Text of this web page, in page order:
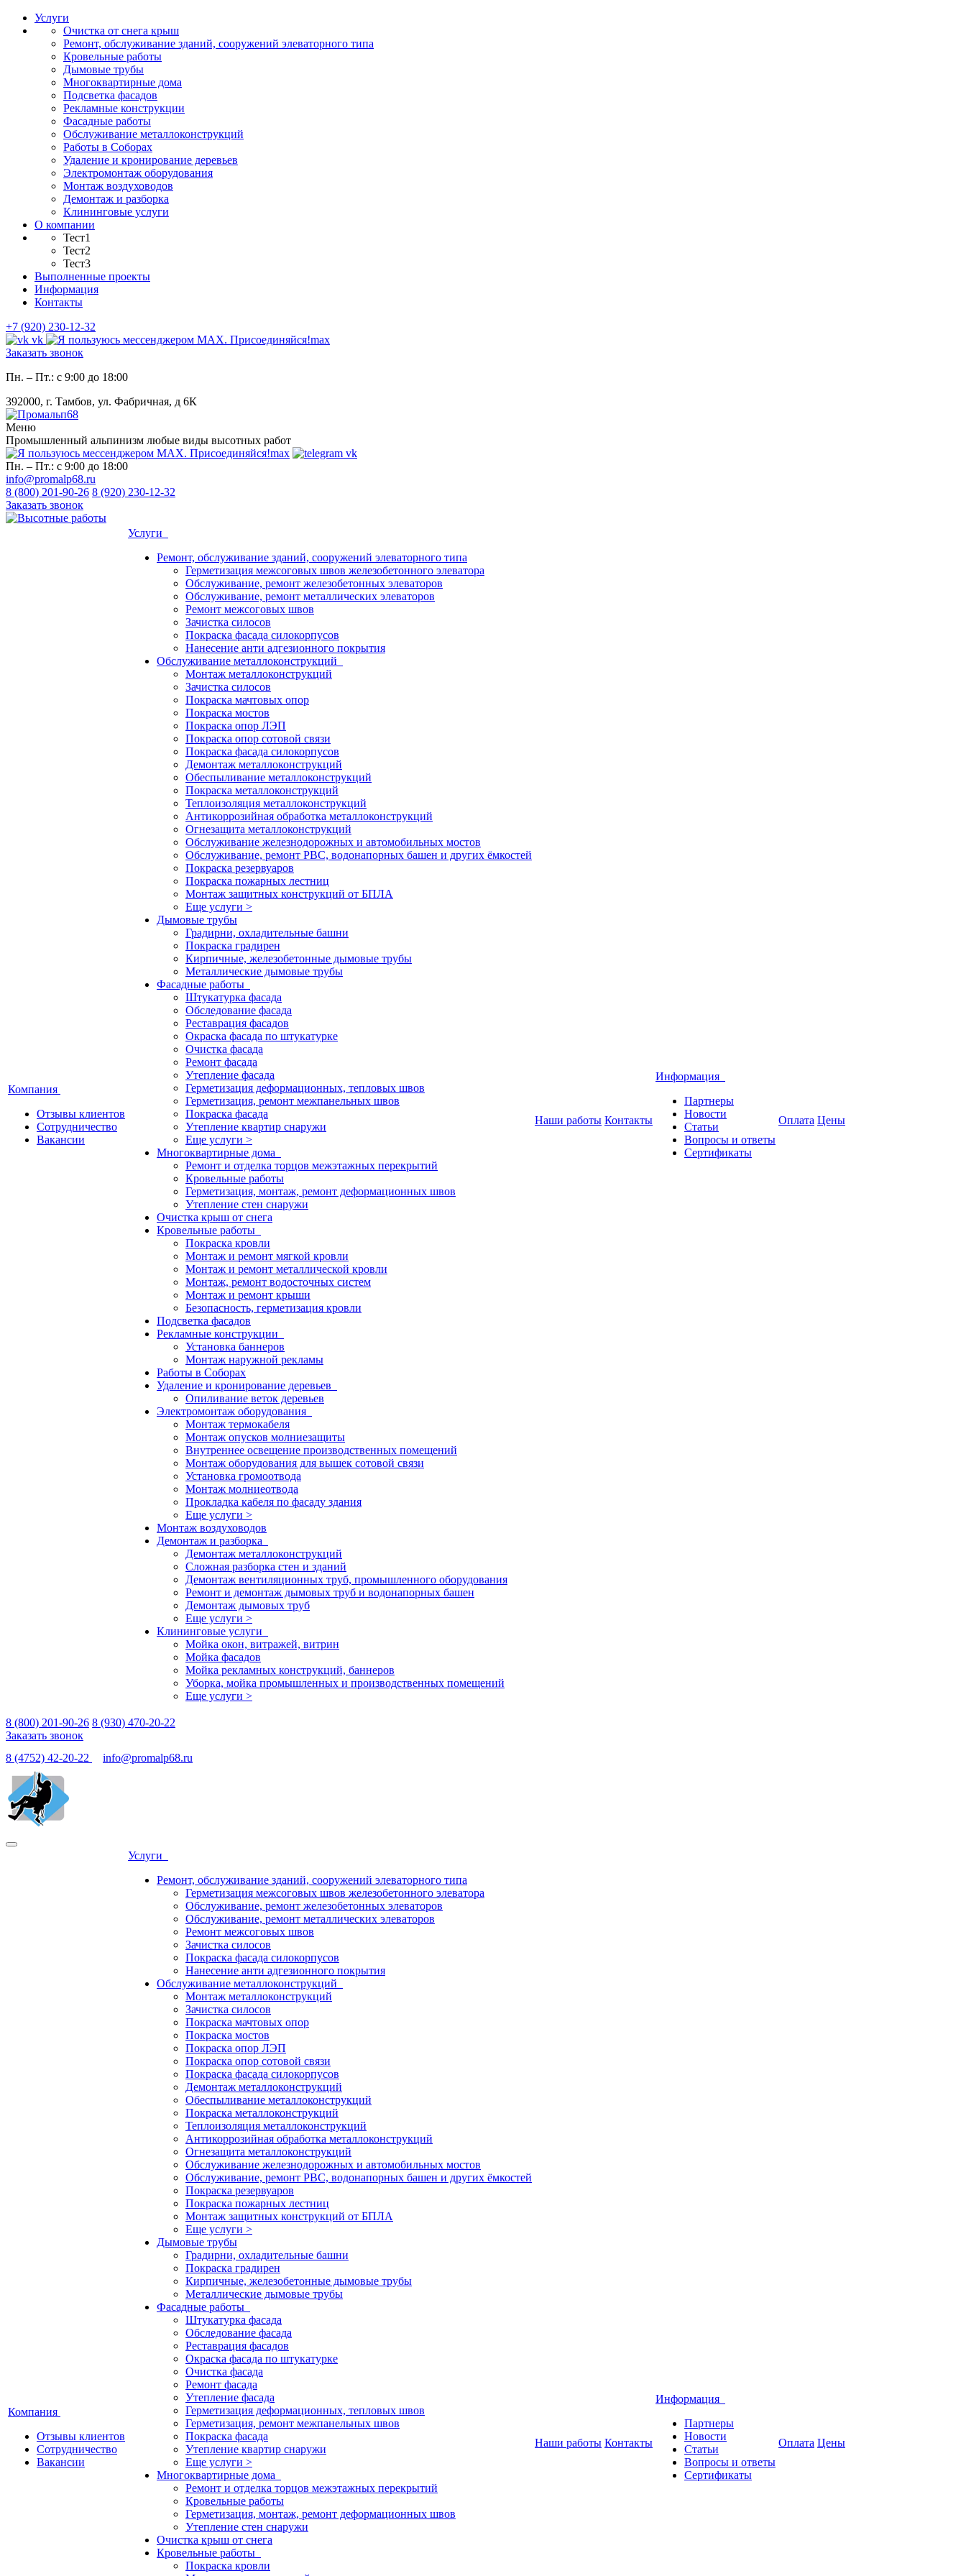
Услуги
Очистка от снега крыш
Ремонт, обслуживание зданий, сооружений элеваторного типа
Кровельные работы
Дымовые трубы
Многоквартирные дома
Подсветка фасадов
Рекламные конструкции
Фасадные работы
Обслуживание металлоконструкций
Работы в Соборах
Удаление и кронирование деревьев
Электромонтаж оборудования
Монтаж воздуховодов
Демонтаж и разборка
Клининговые услуги
О компании
Тест1
Тест2
Тест3
Выполненные проекты
Информация
Контакты
+7 (920) 230-12-32
vk
max
Заказать звонок
Пн. – Пт.: с 9:00 до 18:00
392000, г. Тамбов, ул. Фабричная, д 6К
Меню
Промышленный альпинизм любые виды высотных работ
max
vk
Пн. – Пт.: с 9:00 до 18:00
info@promalp68.ru
8 (800) 201-90-26 8 (920) 230-12-32
Заказать звонок
Компания
Отзывы клиентов
Сотрудничество
Вакансии
Услуги
Ремонт, обслуживание зданий, сооружений элеваторного типа
Герметизация межсоговых швов железобетонного элеватора
Обслуживание, ремонт железобетонных элеваторов
Обслуживание, ремонт металлических элеваторов
Ремонт межсоговых швов
Зачистка силосов
Покраска фасада силокорпусов
Нанесение анти адгезионного покрытия
Обслуживание металлоконструкций
Монтаж металлоконструкций
Зачистка силосов
Покраска мачтовых опор
Покраска мостов
Покраска опор ЛЭП
Покраска опор сотовой связи
Покраска фасада силокорпусов
Демонтаж металлоконструкций
Обеспыливание металлоконструкций
Покраска металлоконструкций
Теплоизоляция металлоконструкций
Антикоррозийная обработка металлоконструкций
Огнезащита металлоконструкций
Обслуживание железнодорожных и автомобильных мостов
Обслуживание, ремонт РВС, водонапорных башен и других ёмкостей
Покраска резервуаров
Покраска пожарных лестниц
Монтаж защитных конструкций от БПЛА
Еще услуги >
Дымовые трубы
Градирни, охладительные башни
Покраска градирен
Кирпичные, железобетонные дымовые трубы
Металлические дымовые трубы
Фасадные работы
Штукатурка фасада
Обследование фасада
Реставрация фасадов
Окраска фасада по штукатурке
Очистка фасада
Ремонт фасада
Утепление фасада
Герметизация деформационных, тепловых швов
Герметизация, ремонт межпанельных швов
Покраска фасада
Утепление квартир снаружи
Еще услуги >
Многоквартирные дома
Ремонт и отделка торцов межэтажных перекрытий
Кровельные работы
Герметизация, монтаж, ремонт деформационных швов
Утепление стен снаружи
Очистка крыш от снега
Кровельные работы
Покраска кровли
Монтаж и ремонт мягкой кровли
Монтаж и ремонт металлической кровли
Монтаж, ремонт водосточных систем
Монтаж и ремонт крыши
Безопасность, герметизация кровли
Подсветка фасадов
Рекламные конструкции
Установка баннеров
Монтаж наружной рекламы
Работы в Соборах
Удаление и кронирование деревьев
Опиливание веток деревьев
Электромонтаж оборудования
Монтаж термокабеля
Монтаж опусков молниезащиты
Внутреннее освещение производственных помещений
Монтаж оборудования для вышек сотовой связи
Установка громоотвода
Монтаж молниеотвода
Прокладка кабеля по фасаду здания
Еще услуги >
Монтаж воздуховодов
Демонтаж и разборка
Демонтаж металлоконструкций
Сложная разборка стен и зданий
Демонтаж вентиляционных труб, промышленного оборудования
Ремонт и демонтаж дымовых труб и водонапорных башен
Демонтаж дымовых труб
Еще услуги >
Клининговые услуги
Мойка окон, витражей, витрин
Мойка фасадов
Мойка рекламных конструкций, баннеров
Уборка, мойка промышленных и производственных помещений
Еще услуги >
Наши работы Контакты
Информация
Партнеры
Новости
Статьи
Вопросы и ответы
Сертификаты
Оплата Цены
8 (800) 201-90-26 8 (930) 470-20-22
Заказать звонок
8 (4752) 42-20-22
info@promalp68.ru
Компания
Отзывы клиентов
Сотрудничество
Вакансии
Услуги
Ремонт, обслуживание зданий, сооружений элеваторного типа
Герметизация межсоговых швов железобетонного элеватора
Обслуживание, ремонт железобетонных элеваторов
Обслуживание, ремонт металлических элеваторов
Ремонт межсоговых швов
Зачистка силосов
Покраска фасада силокорпусов
Нанесение анти адгезионного покрытия
Обслуживание металлоконструкций
Монтаж металлоконструкций
Зачистка силосов
Покраска мачтовых опор
Покраска мостов
Покраска опор ЛЭП
Покраска опор сотовой связи
Покраска фасада силокорпусов
Демонтаж металлоконструкций
Обеспыливание металлоконструкций
Покраска металлоконструкций
Теплоизоляция металлоконструкций
Антикоррозийная обработка металлоконструкций
Огнезащита металлоконструкций
Обслуживание железнодорожных и автомобильных мостов
Обслуживание, ремонт РВС, водонапорных башен и других ёмкостей
Покраска резервуаров
Покраска пожарных лестниц
Монтаж защитных конструкций от БПЛА
Еще услуги >
Дымовые трубы
Градирни, охладительные башни
Покраска градирен
Кирпичные, железобетонные дымовые трубы
Металлические дымовые трубы
Фасадные работы
Штукатурка фасада
Обследование фасада
Реставрация фасадов
Окраска фасада по штукатурке
Очистка фасада
Ремонт фасада
Утепление фасада
Герметизация деформационных, тепловых швов
Герметизация, ремонт межпанельных швов
Покраска фасада
Утепление квартир снаружи
Еще услуги >
Многоквартирные дома
Ремонт и отделка торцов межэтажных перекрытий
Кровельные работы
Герметизация, монтаж, ремонт деформационных швов
Утепление стен снаружи
Очистка крыш от снега
Кровельные работы
Покраска кровли
Наши работы Контакты
Информация
Партнеры
Новости
Статьи
Вопросы и ответы
Сертификаты
Оплата Цены